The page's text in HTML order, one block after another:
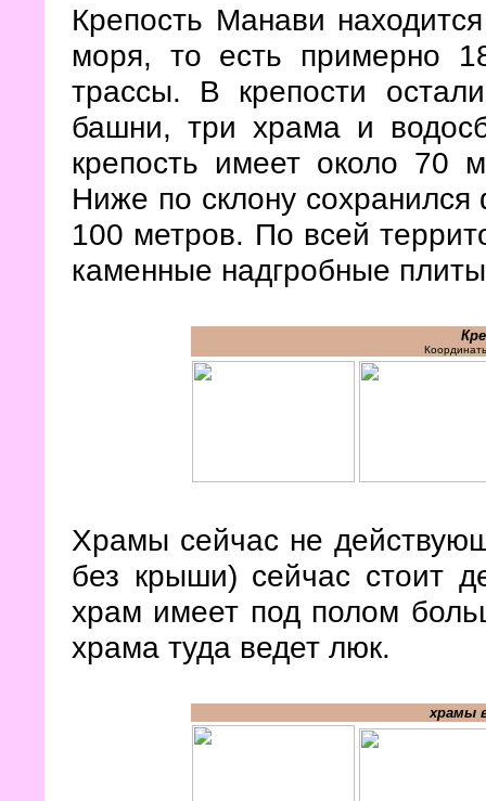
Крепость Манави
моря, то есть примерно
трассы. В крепости
башни, три храма и
крепость имеет около 70
Ниже по склону
100 метров. По всей
каменные надгробные
Храмы сейчас не
без крыши) сейчас стоит
храм имеет под полом
храма туда ведет люк.
храмы